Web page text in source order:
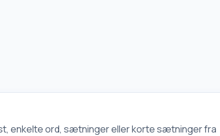
enkelte ord, sætninger eller korte sætninger fra